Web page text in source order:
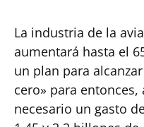
La industria de la
aumentará hasta el
un plan para
cero» para
necesario un gasto